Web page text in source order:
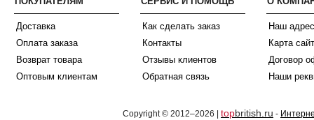
Доставка
Оплата заказа
Возврат товара
Оптовым клиентам
Как сделать заказ
Контакты
Отзывы клиентов
Обратная связь
Наш адрес
Карта
Договор
Наши
Copyright © 2012–2026 | topbritish.ru -